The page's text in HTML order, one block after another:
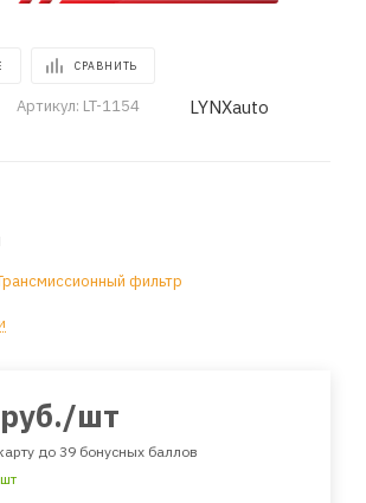
СРАВНИТЬ
Артикул: LT-1154 LYNXauto
фильтр
руб./шт
до 39 бонусных баллов